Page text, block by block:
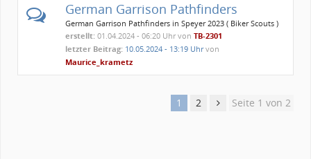
German Garrison Pathfinders
German Garrison Pathfinders in Speyer 2023 ( Biker Scouts )
erstellt:01.04.2024 - 06:20 Uhr von TB-2301
letzter Beitrag: 10.05.2024 - 13:19 Uhrvon
Maurice_krametz
1 2 Seite 1 von 2